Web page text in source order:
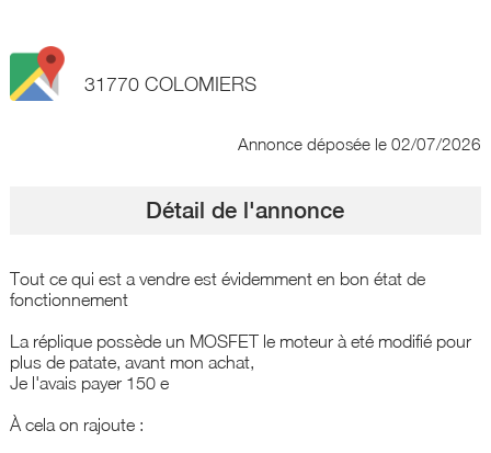
31770 COLOMIERS
Annonce déposée le 02/07/2026
Détail de l'annonce
Tout ce qui est a vendre est évidemment en bon état de
fonctionnement
La réplique possède un MOSFET le moteur à eté modifié pour
plus de patate, avant mon achat,
Je l'avais payer 150 e
À cela on rajoute :